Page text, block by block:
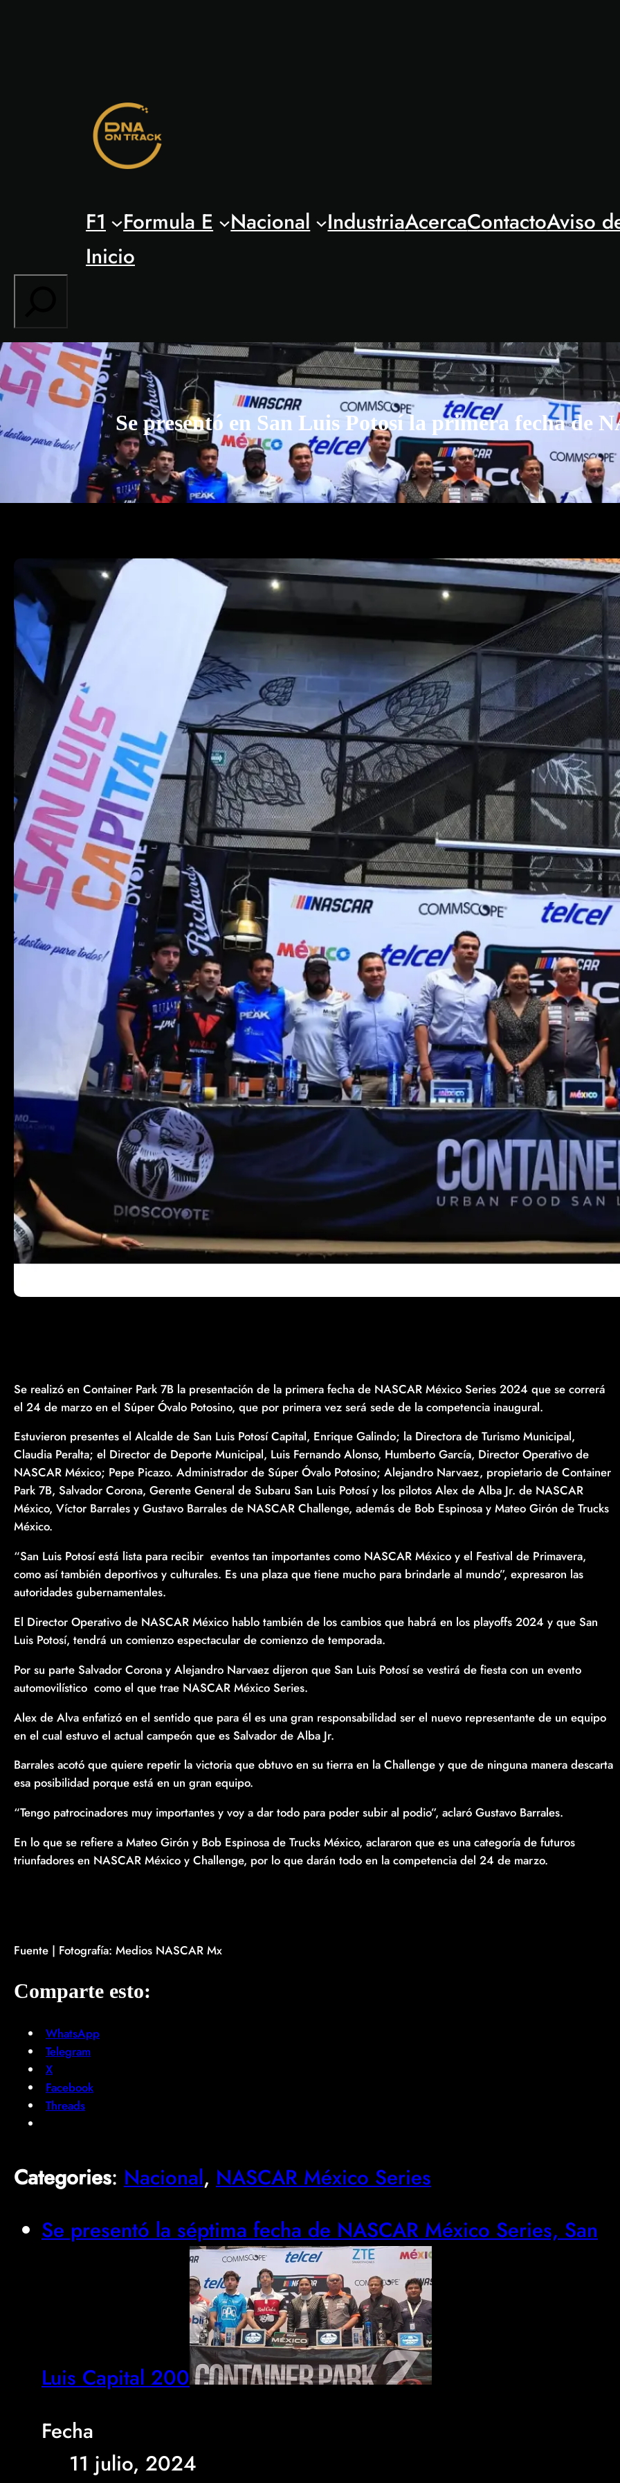
F1 Formula E Nacional IndustriaAcercaContactoAviso
Inicio
Se presentó en San Luis Potosí la primera fecha de
Se realizó en Container Park 7B la presentación de la primera fecha de NASCAR México Series 2024 que se correrá
el 24 de marzo en el Súper Óvalo Potosino, que por primera vez será sede de la competencia inaugural.
Estuvieron presentes el Alcalde de San Luis Potosí Capital, Enrique Galindo; la Directora de Turismo Municipal,
Claudia Peralta; el Director de Deporte Municipal, Luis Fernando Alonso, Humberto García, Director Operativo de
NASCAR México; Pepe Picazo. Administrador de Súper Óvalo Potosino; Alejandro Narvaez, propietario de Container
Park 7B, Salvador Corona, Gerente General de Subaru San Luis Potosí y los pilotos Alex de Alba Jr. de NASCAR
México, Víctor Barrales y Gustavo Barrales de NASCAR Challenge, además de Bob Espinosa y Mateo Girón de Trucks
México.
“San Luis Potosí está lista para recibir eventos tan importantes como NASCAR México y el Festival de Primavera,
como así también deportivos y culturales. Es una plaza que tiene mucho para brindarle al mundo”, expresaron las
autoridades gubernamentales.
El Director Operativo de NASCAR México hablo también de los cambios que habrá en los playoffs 2024 y que San
Luis Potosí, tendrá un comienzo espectacular de comienzo de temporada.
Por su parte Salvador Corona y Alejandro Narvaez dijeron que San Luis Potosí se vestirá de fiesta con un evento
automovilístico como el que trae NASCAR México Series.
Alex de Alva enfatizó en el sentido que para él es una gran responsabilidad ser el nuevo representante de un equipo
en el cual estuvo el actual campeón que es Salvador de Alba Jr.
Barrales acotó que quiere repetir la victoria que obtuvo en su tierra en la Challenge y que de ninguna manera descarta
esa posibilidad porque está en un gran equipo.
“Tengo patrocinadores muy importantes y voy a dar todo para poder subir al podio”, aclaró Gustavo Barrales.
En lo que se refiere a Mateo Girón y Bob Espinosa de Trucks México, aclararon que es una categoría de futuros
triunfadores en NASCAR México y Challenge, por lo que darán todo en la competencia del 24 de marzo.
Fuente | Fotografía: Medios NASCAR Mx
Comparte esto:
WhatsApp
Telegram
X
Facebook
Threads
Categories: Nacional, NASCAR México Series
Se presentó la séptima fecha de NASCAR México Series, San
Luis Capital 200
Fecha
11 julio, 2024